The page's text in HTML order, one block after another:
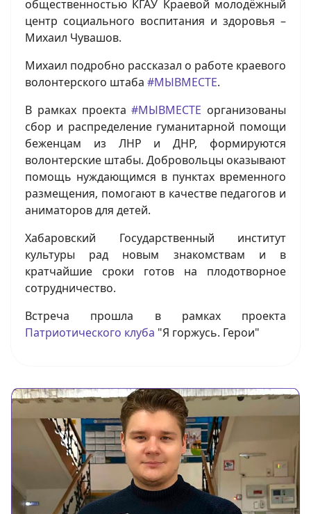
общественностью КГАУ Краевой молодёжный
центр социального воспитания и здоровья –
Михаил Чувашов.
Михаил подробно рассказал о работе краевого
волонтерского штаба #МЫВМЕСТЕ.
В рамках проекта#МЫВМЕСТЕ организованы
сбор и распределение гуманитарной помощи
беженцам из ЛНР и ДНР, формируются
волонтерские штабы. Добровольцы оказывают
помощь нуждающимся в пунктах временного
размещения, помогают в качестве педагогов и
аниматоров для детей.
Хабаровский Государственный институт
культуры рад новым знакомствам и в
кратчайшие сроки готов на плодотворное
сотрудничество.
Встреча прошла в рамках проекта
Патриотического клуба "Я горжусь. Герои"